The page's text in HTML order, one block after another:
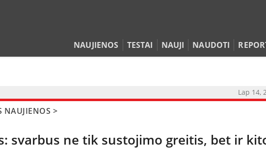
NAUJIENOS TESTAI NAUJI NAUDOTI
Lap 14,
NAUJIENOS >
svarbus ne tik sustojimo greitis, bet ir